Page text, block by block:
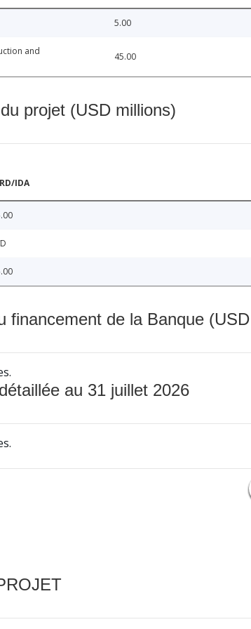
5.00
and
45.00
projet (USD millions)
IDA
financement de la Banque
au 31 juillet 2026